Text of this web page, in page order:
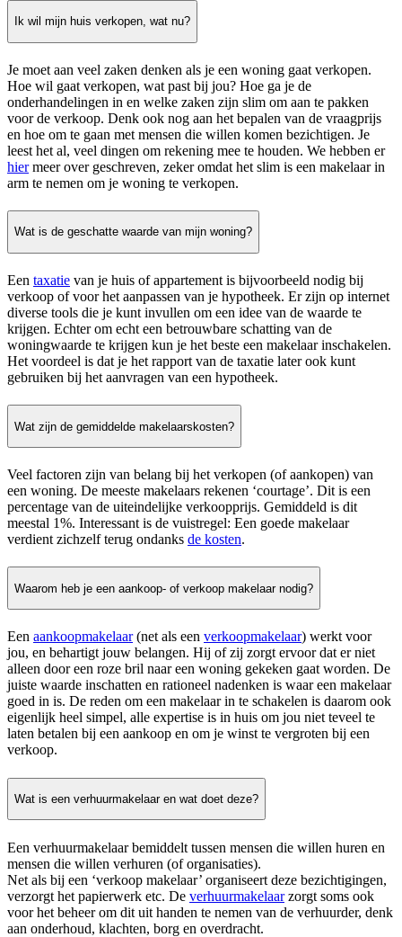
Ik wil mijn huis verkopen, wat nu?
Je moet aan veel zaken denken als je een woning gaat verkopen.
Hoe wil gaat verkopen, wat past bij jou? Hoe ga je de
onderhandelingen in en welke zaken zijn slim om aan te pakken
voor de verkoop. Denk ook nog aan het bepalen van de vraagprijs
en hoe om te gaan met mensen die willen komen bezichtigen. Je
leest het al, veel dingen om rekening mee te houden. We hebben er
hiermeer over geschreven, zeker omdat het slim is een makelaar in
arm te nemen om je woning te verkopen.
Wat is de geschatte waarde van mijn woning?
Een taxatie van je huis of appartement is bijvoorbeeld nodig bij
verkoop of voor het aanpassen van je hypotheek. Er zijn op internet
diverse tools die je kunt invullen om een idee van de waarde te
krijgen. Echter om echt een betrouwbare schatting van de
woningwaarde te krijgen kun je het beste een makelaar inschakelen.
Het voordeel is dat je het rapport van de taxatie later ook kunt
gebruiken bij het aanvragen van een hypotheek.
Wat zijn de gemiddelde makelaarskosten?
Veel factoren zijn van belang bij het verkopen (of aankopen) van
een woning. De meeste makelaars rekenen ‘courtage’. Dit is een
percentage van de uiteindelijke verkoopprijs. Gemiddeld is dit
meestal 1%. Interessant is de vuistregel: Een goede makelaar
verdient zichzelf terug ondanks de kosten.
Waarom heb je een aankoop- of verkoop makelaar nodig?
Een aankoopmakelaar(net als een verkoopmakelaar) werkt voor
jou, en behartigt jouw belangen. Hij of zij zorgt ervoor dat er niet
alleen door een roze bril naar een woning gekeken gaat worden. De
juiste waarde inschatten en rationeel nadenken is waar een makelaar
goed in is. De reden om een makelaar in te schakelen is daarom ook
eigenlijk heel simpel, alle expertise is in huis om jou niet teveel te
laten betalen bij een aankoop en om je winst te vergroten bij een
verkoop.
Wat is een verhuurmakelaar en wat doet deze?
Een verhuurmakelaar bemiddelt tussen mensen die willen huren en
mensen die willen verhuren (of organisaties).
Net als bij een ‘verkoop makelaar’ organiseert deze bezichtigingen,
verzorgt het papierwerk etc. De verhuurmakelaarzorgt soms ook
voor het beheer om dit uit handen te nemen van de verhuurder, denk
aan onderhoud, klachten, borg en overdracht.